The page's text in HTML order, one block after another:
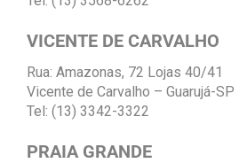
VICENTE DE CARVALHO
Rua: Amazonas, 72 Lojas 40/41
Vicente de Carvalho – Guarujá-SP
Tel: (13) 3342-3322
PRAIA GRANDE